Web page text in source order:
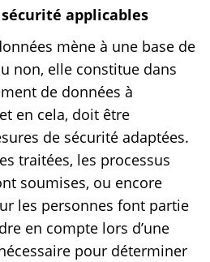
applicables
mène à une base de
non, elle constitue dans
de données à
en cela, doit être
de sécurité adaptées.
traitées, les processus
soumises, ou encore
les personnes font partie
en compte lors d’une
pour déterminer